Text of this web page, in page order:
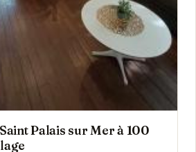
Palais sur Mer à 100